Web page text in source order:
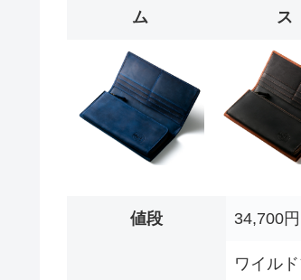
ム
ス
値段 34,700
ワイル